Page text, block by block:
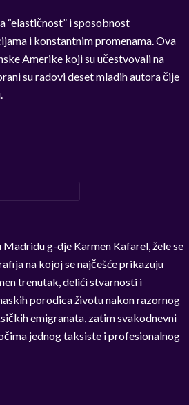
“elastičnost” i sposobnost
i konstantnim promenama. Ova
Amerike koji su učestvovali na
su radovi deset mladih autora čije
g-dje Karmen Kafarel, žele se
na kojoj se najčešće prikazuju
trenutak, delići stvarnosti i
porodica životu nakon razornog
emigranata, zatim svakodnevni
jednog taksiste i profesionalnog